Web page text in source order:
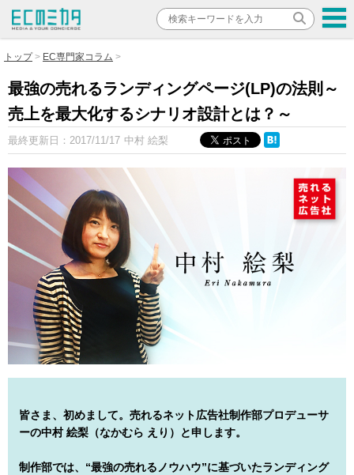
トップ EC専門家コラム
最強の売れるランディングページ(LP)の法則～
売上を最大化するシナリオ設計とは？～
最終更新日： 2017/11/17 中村 絵梨
皆さま、初めまして。売れるネット広告社制作部プロデューサ
ーの中村 絵梨（なかむら えり）と申します。
制作部では、“最強の売れるノウハウ”に基づいたランディング